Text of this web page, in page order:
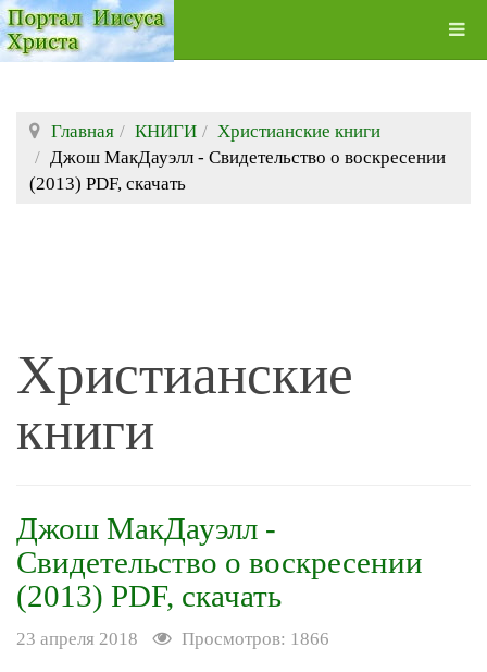
Главная КНИГИ
Христианские книги
Джош МакДауэлл - Свидетельство о воскресении
(2013) PDF, скачать
Христианские
книги
Джош МакДауэлл -
Свидетельство о воскресении
(2013) PDF, скачать
23 апреля 2018 Просмотров: 1866